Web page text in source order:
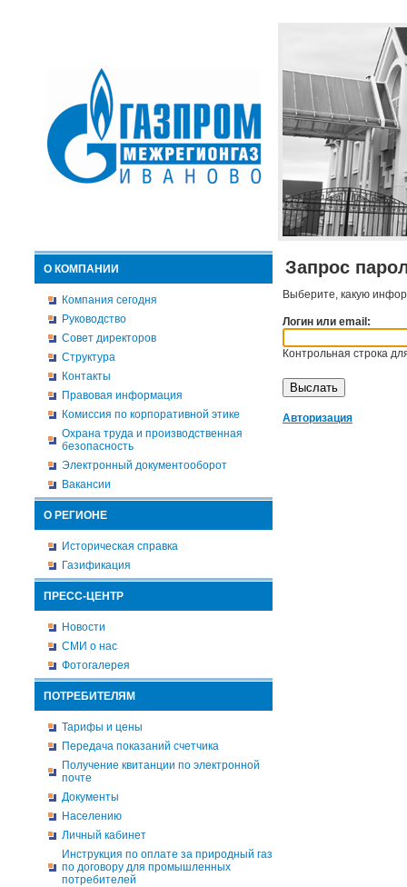
О КОМПАНИИ
Компания сегодня
Руководство
Совет директоров
Структура
Контакты
Правовая информация
Комиссия по корпоративной этике
Охрана труда и производственная
безопасность
Электронный документооборот
Вакансии
О РЕГИОНЕ
Историческая справка
Газификация
ПРЕСС-ЦЕНТР
Новости
СМИ о нас
Фотогалерея
ПОТРЕБИТЕЛЯМ
Тарифы и цены
Передача показаний счетчика
Получение квитанции по электронной
почте
Документы
Населению
Личный кабинет
Инструкция по оплате за природный газ
по договору для промышленных
потребителей
Запрос
Выберите, какую
Логин или email:
Контрольная строка
Авторизация